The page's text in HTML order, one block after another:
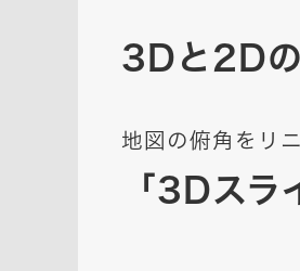
3Dと2Dの
地図の俯角をリ
「3Dスラ